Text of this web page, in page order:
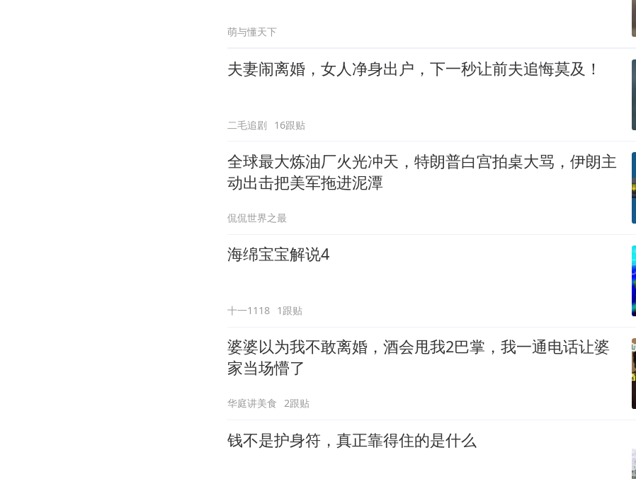
萌与懂天下
夫妻闹离婚，女人净身出户，下一秒让前夫追悔莫及！
二毛追剧 16跟贴
全球最大炼油厂火光冲天，特朗普白宫拍桌大骂，伊朗主
动出击把美军拖进泥潭
侃侃世界之最
海绵宝宝解说4
十一1118 1跟贴
婆婆以为我不敢离婚，酒会甩我2巴掌，我一通电话让婆
家当场懵了
华庭讲美食 2跟贴
钱不是护身符，真正靠得住的是什么